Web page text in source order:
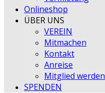
Onlineshop
ÜBER UNS
VEREIN
Mitmachen
Kontakt
Anreise
Mitglied werden
SPENDEN